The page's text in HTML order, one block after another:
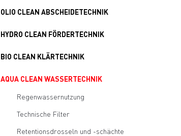
OLIO CLEAN ABSCHEIDETECHNIK
HYDRO CLEAN FÖRDERTECHNIK
BIO CLEAN KLÄRTECHNIK
AQUA CLEAN WASSERTECHNIK
Regenwassernutzung
Technische Filter
Retentionsdrosseln und -schächte